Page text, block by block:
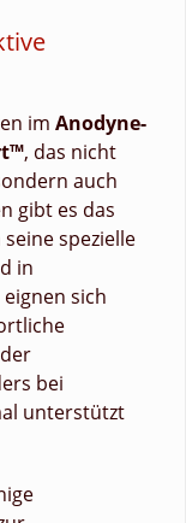
im Anodyne-
, das nicht
auch
gibt es das
spezielle
in
sich
bei
unterstützt